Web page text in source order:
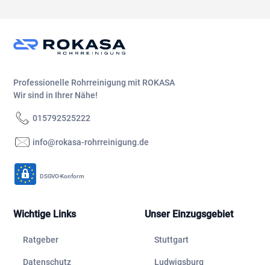
Professionelle Rohrreinigung mit ROKASA
Wir sind in Ihrer Nähe!
015792525222
info@rokasa-rohrreinigung.de
DSGVO-Konform
Wichtige Links
Ratgeber
Datenschutz
Unser Einzugsgebiet
Stuttgart
Ludwigsburg